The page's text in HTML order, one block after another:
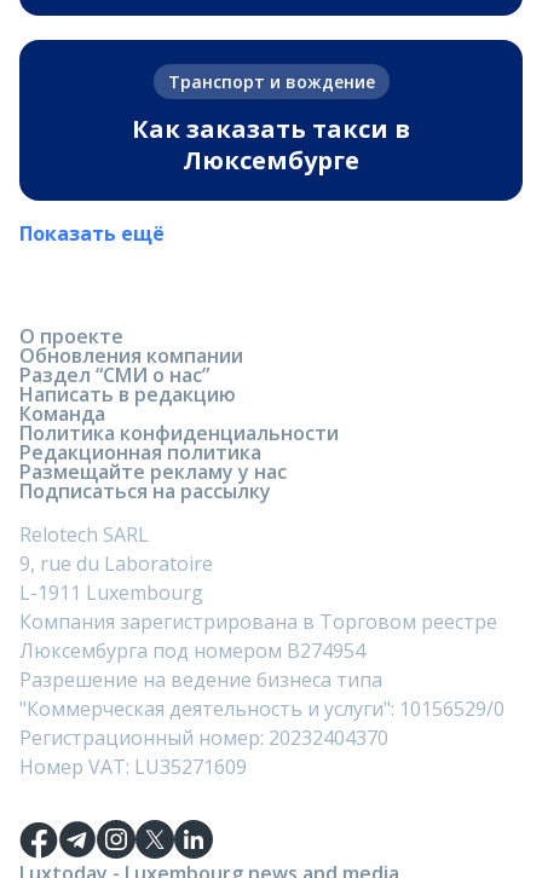
Транспорт и вождение
Как заказать такси в
Люксембурге
Показать ещё
О проекте
Обновления компании
Раздел “СМИ о нас”
Написать в редакцию
Команда
Политика конфиденциальности
Редакционная политика
Размещайте рекламу у нас
Подписаться на рассылку
Relotech SARL
9, rue du Laboratoire
L-1911 Luxembourg
Компания зарегистрирована в Торговом реестре
Люксембурга под номером B274954
Разрешение на ведение бизнеса типа
"Коммерческая деятельность и услуги": 10156529/0
Регистрационный номер: 20232404370
Номер VAT: LU35271609
Luxtoday - Luxembourg news and media